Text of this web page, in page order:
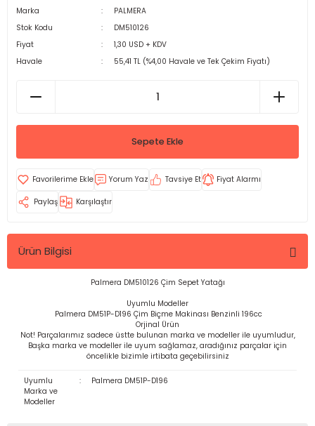
Marka
PALMERA
Stok Kodu
DM510126
Fiyat
1,30 USD + KDV
Havale
55,41 TL (%4,00 Havale ve Tek Çekim Fiyatı)
Sepete Ekle
Yorum Yaz Tavsiye Et Fiyat Alarmı
Paylaş Karşılaştır
Ürün Bilgisi
Palmera DM510126 Çim Sepet Yatağı
Uyumlu Modeller
Palmera DM51P-D196 Çim Biçme Makinası Benzinli 196cc
Orjinal Ürün
Not! Parçalarımız sadece üstte bulunan marka ve modeller ile uyumludur,
Başka marka ve modeller ile uyum sağlamaz, aradığınız parçalar için
öncelikle bizimle irtibata geçebilirsiniz
Uyumlu
Marka ve
Modeller
: Palmera DM51P-D196